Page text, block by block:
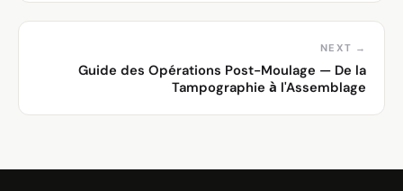
NEXT →
Guide des Opérations Post-Moulage — De la
Tampographie à l'Assemblage